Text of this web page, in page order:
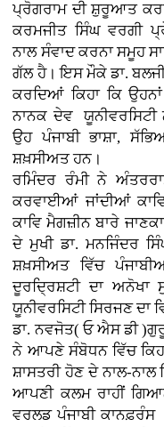
ਪ੍ਰੋਗਰਾਮ ਦੀ ਸ਼ੁਰੂਆਤ
ਕਰਮਜੀਤ ਸਿੰਘ ਵਰਗੀ
ਨਾਲ ਸੰਵਾਦ ਕਰਨਾ ਸਮੂਹ
ਗੱਲ ਹੈ। ਇਸ ਮੌਕੇ ਡਾ.
ਕਰਦਿਆਂ ਕਿਹਾ ਕਿ
ਨਾਨਕ ਦੇਵ
ਉਹ ਪੰਜਾਬੀ ਭਾਸ਼ਾ,
ਸ਼ਖ਼ਸੀਅਤ ਹਨ।
ਰਮਿੰਦਰ ਰੰਮੀ ਨੇ
ਕਰਵਾਈਆਂ ਜਾਂਦੀਆਂ
ਕਾਵਿ ਮੈਗਜ਼ੀਨ ਬਾਰੇ
ਦੇ ਮੁਖੀ ਡਾ. ਮਨਜਿੰਦਰ
ਸ਼ਖ਼ਸੀਅਤ ਵਿੱਚ
ਦੂਰਦ੍ਰਿਸ਼ਟੀ ਦਾ
ਯੂਨੀਵਰਸਿਟੀ ਸਿਰਜਣ ਦਾ
ਡਾ. ਨਵਜੋਤ( ਓ ਐਸ ਡੀ
ਨੇ ਆਪਣੇ ਸੰਬੋਧਨ ਵਿੱਚ
ਸ਼ਾਸਤਰੀ ਹੋਣ ਦੇ ਨਾਲ-
ਆਪਣੀ ਕਲਮ ਰਾਹੀਂ
ਵਰਲਡ ਪੰਜਾਬੀ ਕਾਨਫ਼ਰੰਸ